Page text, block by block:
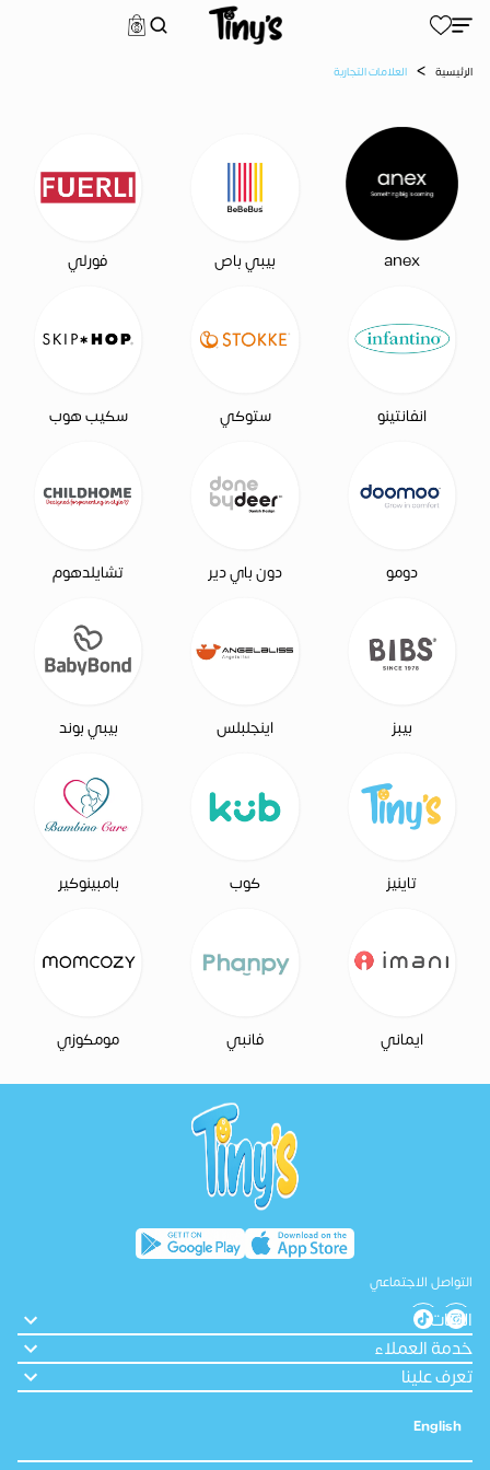
العلامات التجارية
الرئيسية > العلامات التجارية
anex بيبي باص فورلي
انفانتينو ستوكي سكيب هوب
دومو دون باي دير تشايلدهوم
بيبز اينجلبلس بيبي بوند
تاينيز كوب بامبينوكير
ايماني فانبي مومكوزي
التواصل الاجتماعي
الفئات
خدمة العملاء
تعرف علينا
English